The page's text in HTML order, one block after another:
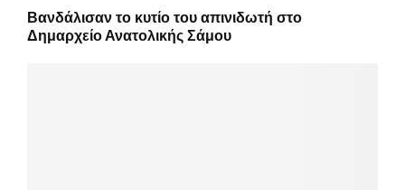
Βανδάλισαν το κυτίο του απινιδωτή στο
Δημαρχείο Ανατολικής Σάμου